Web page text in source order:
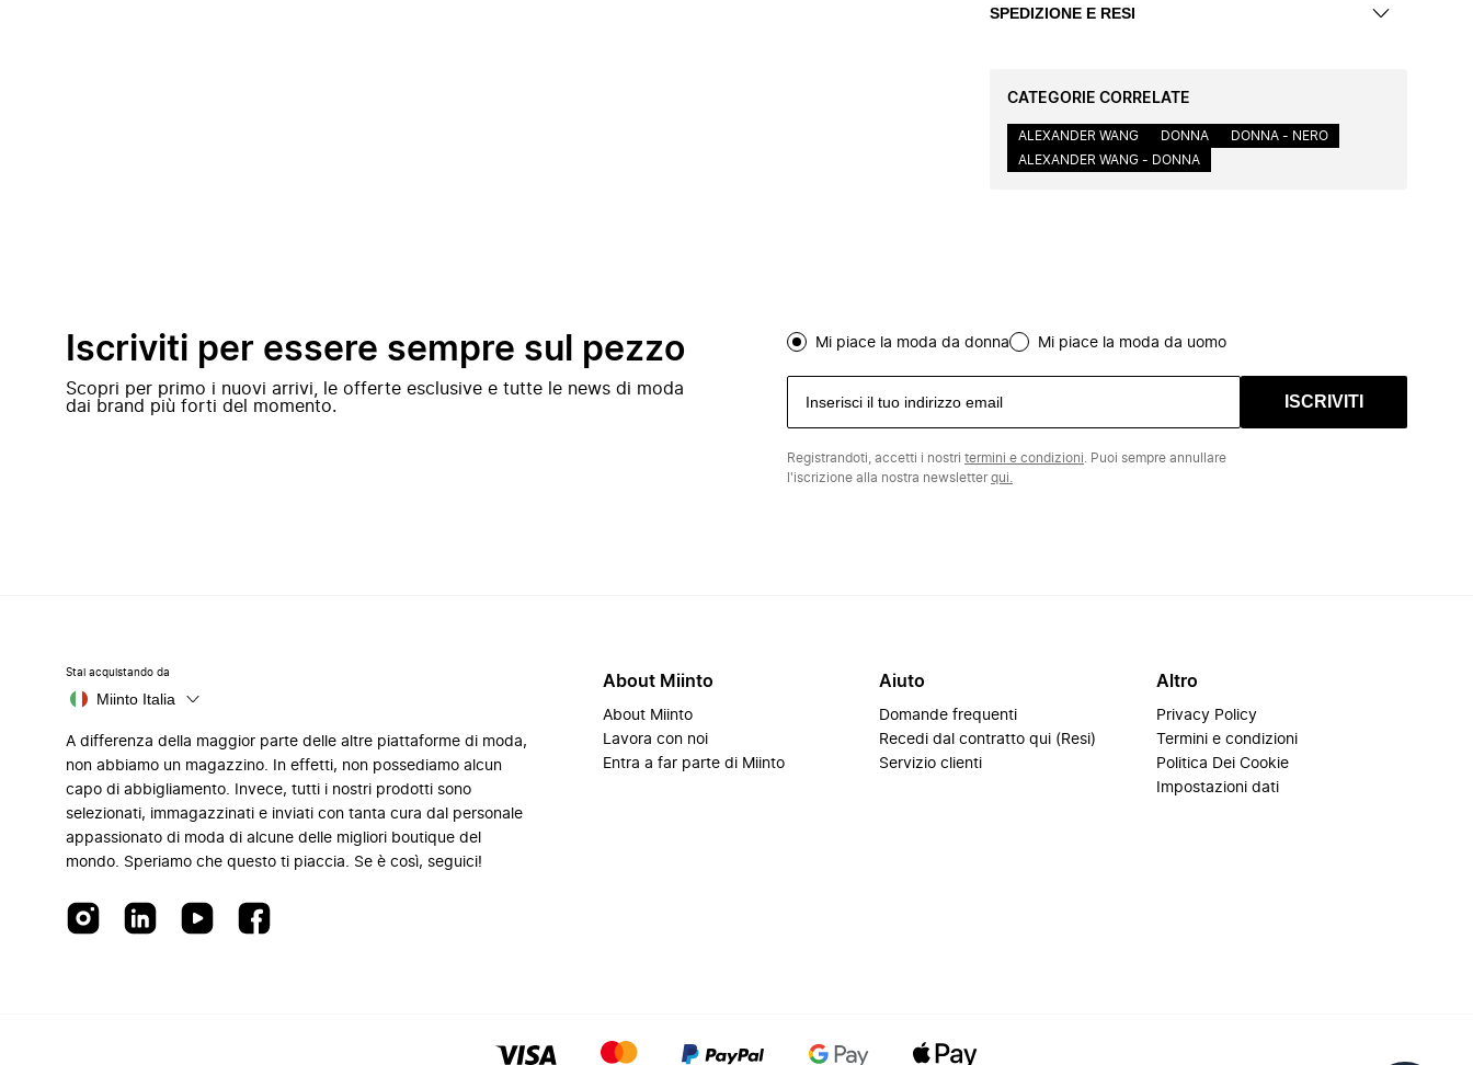
SPEDIZIONE E RESI
CATEGORIE CORRELATE
ALEXANDER WANG DONNA
DONNA - NERO
ALEXANDER WANG - DONNA
Iscriviti per essere sempre sul pezzo
Scopri per primo i nuovi arrivi, le offerte esclusive e tutte le news di moda
dai brand più forti del momento.
Mi piace la moda da donna Mi piace la moda da uomo
ISCRIVITI
Registrandoti, accetti i nostri termini e condizioni . Puoi sempre annullare
l'iscrizione alla nostra newsletterqui.
Stai acquistando da
Miinto Italia
A differenza della maggior parte delle altre piattaforme di moda,
non abbiamo un magazzino. In effetti, non possediamo alcun
capo di abbigliamento. Invece, tutti i nostri prodotti sono
selezionati, immagazzinati e inviati con tanta cura dal personale
appassionato di moda di alcune delle migliori boutique del
mondo. Speriamo che questo ti piaccia. Se è così, seguici!
About Miinto
About Miinto
Lavora con noi
Entra a far parte di Miinto
Aiuto
Domande frequenti
Recedi dal contratto qui (Resi)
Servizio clienti
Altro
Privacy Policy
Termini e condizioni
Politica Dei Cookie
Impostazioni dati